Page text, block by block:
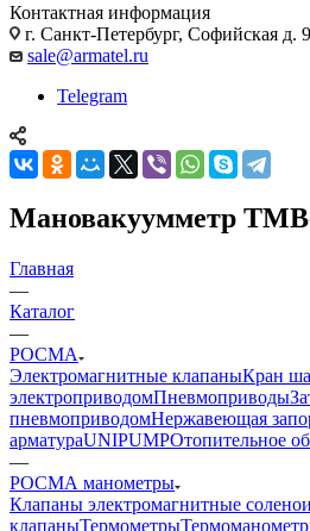
Контактная информация
г. Санкт-Петербург, Софийская д.
sale@armatel.ru
Telegram
Мановакуумметр
Главная
—
Каталог
—
РОСМА
Электромагнитные клапаныКран
электроприводомПневмоприводы
пневмоприводомНержавеющая
арматураUNIPUMPОтопительное
—
РОСМА манометры
Клапаны электромагнитные
клапаныТермометры